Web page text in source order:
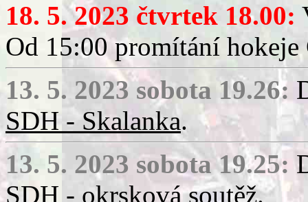
18. 5. 2023 čtvrtek 18.00:
Od 15:00 promítání
13. 5. 2023 sobota 19.26:
SDH - Skalanka.
13. 5. 2023 sobota 19.25:
SDH - okrsková soutěž.